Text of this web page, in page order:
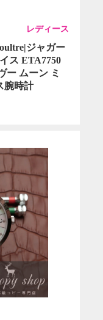
レディース
ジャガー
ス ETA7750
ー ムーン ミ
腕時計